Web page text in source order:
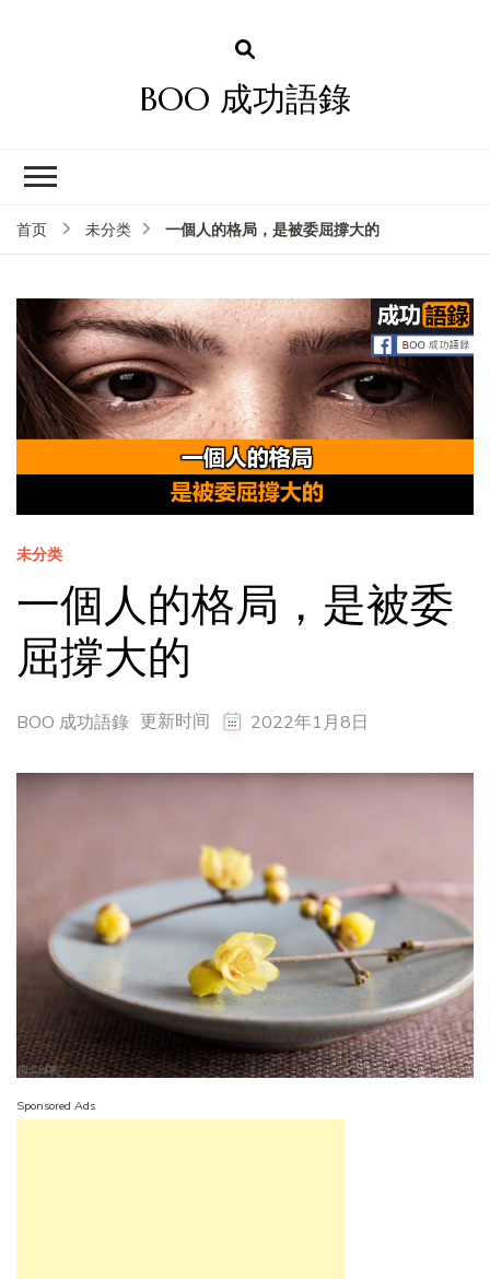
BOO 成功語錄
首页 未分类 一個人的格局，是被委屈撐大的
未分类
一個人的格局，是被委
屈撐大的
BOO 成功語錄 更新时间 2022年1月8日
Sponsored Ads